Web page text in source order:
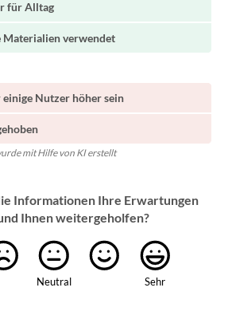
für Alltag
verwendet
Nutzer höher sein
mit Hilfe von KI erstellt
Informationen Ihre Erwartungen
Ihnen weitergeholfen?
Neutral Sehr